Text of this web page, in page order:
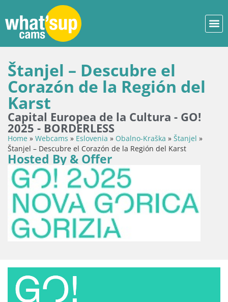
Štanjel – Descubre el
Corazón de la Región del
Karst
Capital Europea de la Cultura - GO!
2025 - BORDERLESS
Home » Webcams » Eslovenia » Obalno-Kraška » Štanjel »
Štanjel – Descubre el Corazón de la Región del Karst
Hosted By & Offer